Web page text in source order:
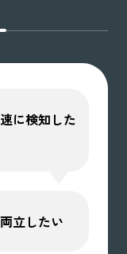
に検知した
立したい